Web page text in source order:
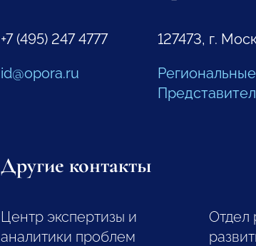
+7 (495) 247 4777
id@opora.ru
127473, г.
Другие контакты
Центр экспертизы и
аналитики проблем
Отдел